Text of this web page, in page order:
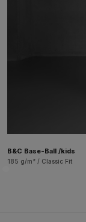
B&C Base-Ball /kids
185 g/m² / Classic Fit